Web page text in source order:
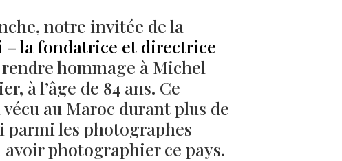
notre invitée de la
la fondatrice et directrice
hommage à Michel
à l’âge de 84 ans. Ce
au Maroc durant plus de
parmi les photographes
photographier ce pays.